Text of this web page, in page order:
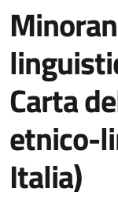
Carta
etnico-
Italia)